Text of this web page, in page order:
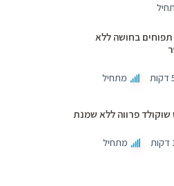
תפוחים בחושה ללא
מתחיל
שוקולד פרווה ללא שמנת
מתחיל